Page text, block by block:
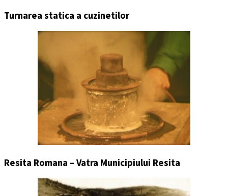
Turnarea statica a cuzinetilor
Resita Romana – Vatra Municipiului Resita